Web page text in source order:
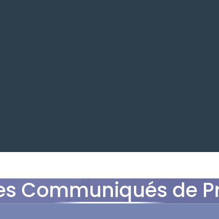
Communiqués de